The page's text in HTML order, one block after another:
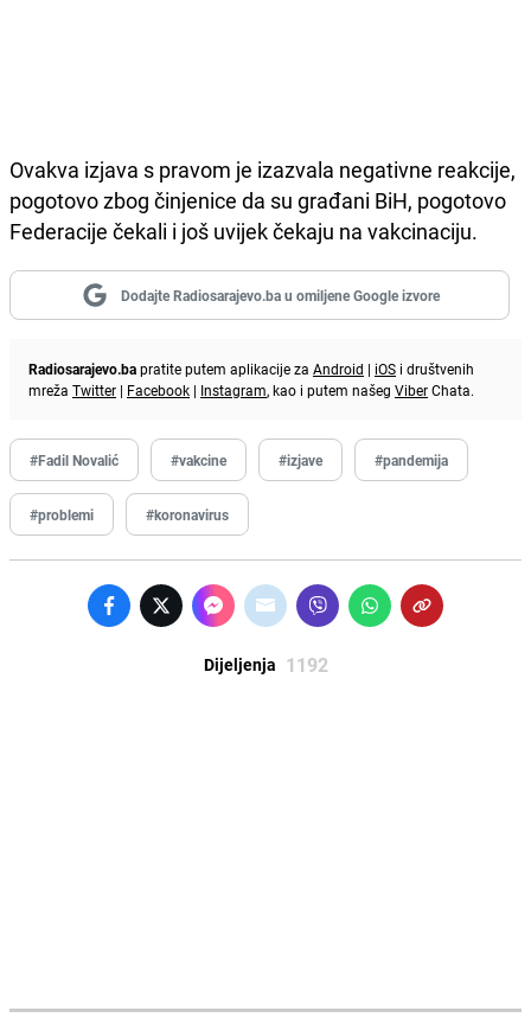
Ovakva izjava s pravom je izazvala negativne reakcije,
pogotovo zbog činjenice da su građani BiH, pogotovo
Federacije čekali i još uvijek čekaju na vakcinaciju.
Dodajte Radiosarajevo.ba u omiljene Google izvore
Radiosarajevo.bapratite putem aplikacije za Android | iOS i društvenih
mreža Twitter | Facebook | Instagram, kao i putem našeg ViberChata.
#Fadil Novalić #vakcine #izjave #pandemija
#problemi #koronavirus
Dijeljenja 1192